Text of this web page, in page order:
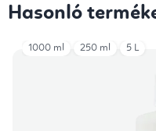
Hasonló
1000 ml 250 ml 5 L